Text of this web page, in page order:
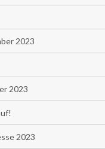
2023
2023
2023